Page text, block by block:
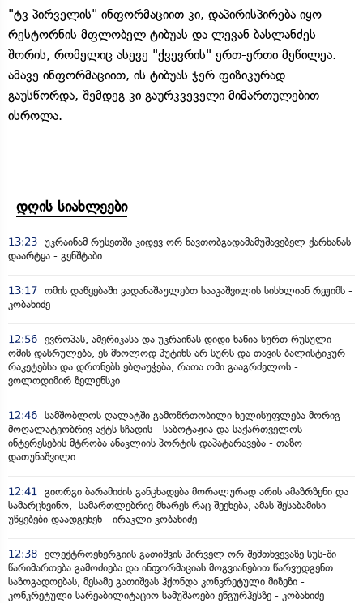
"ტვ პირველის" ინფორმაციით კი, დაპირისპირება იყო
რესტორნის მფლობელ ტიბუას და ლევან ბასლანძეს
შორის, რომელიც ასევე "ქვევრის" ერთ-ერთი მეწილეა.
ამავე ინფორმაციით, ის ტიბუას ჯერ ფიზიკურად
გაუსწორდა, შემდეგ კი გაურკვეველი მიმართულებით
ისროლა.
დღის სიახლეები
13:23 უკრაინამ რუსეთში კიდევ ორ ნავთობგადამამუშავებელ ქარხანას
დაარტყა - გენშტაბი
13:17 ომის დაწყებაში ვადანაშაულებთ სააკაშვილის სისხლიან რეჟიმს -
კობახიძე
12:56 ევროპას, ამერიკასა და უკრაინას დიდი ხანია სურთ რუსული
ომის დასრულება, ეს მხოლოდ პუტინს არ სურს და თავის ბალისტიკურ
რაკეტებსა და დრონებს ებღაუჭება, რათა ომი გააგრძელოს -
ვოლოდიმირ ზელენსკი
12:46 სამშობლოს ღალატში გამოწრთობილი ხელისუფლება მორიგ
მოღალატეობრივ აქტს სჩადის - საბოტაჟია და საქართველოს
ინტერესების მტრობა ანაკლიის პორტის დაპატარავება - თაზო
დათუნაშვილი
12:41 გიორგი ბარამიძის განცხადება მორალურად არის ამაზრზენი და
სამარცხვინო, სამართლებრივ მხარეს რაც შეეხება, ამას შესაბამისი
უწყებები დაადგენენ - ირაკლი კობახიძე
12:38 ელექტროენერგიის გათიშვის პირველ ორ შემთხვევაზე სუს-ში
წარიმართება გამოძიება და ინფორმაციას მოგვიანებით წარვუდგენთ
საზოგადოებას, მესამე გათიშვას ჰქონდა კონკრეტული მიზეზი -
კონკრეტული სარეაბილიტაციო სამუშაოები ენგურჰესზე - კობახიძე